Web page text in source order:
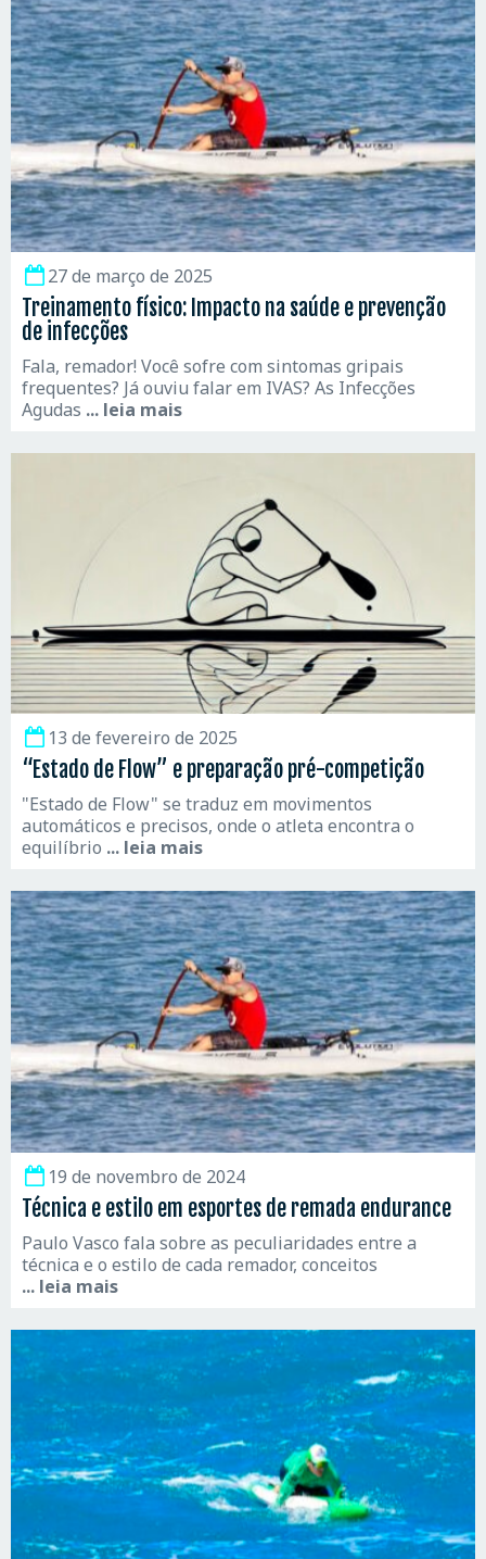
27 de março de 2025
Treinamento físico: Impacto na saúde e prevenção
de infecções
Fala, remador! Você sofre com sintomas gripais
frequentes? Já ouviu falar em IVAS? As Infecções
Agudas ... leia mais
13 de fevereiro de 2025
“Estado de Flow” e preparação pré-competição
"Estado de Flow" se traduz em movimentos
automáticos e precisos, onde o atleta encontra o
equilíbrio ... leia mais
19 de novembro de 2024
Técnica e estilo em esportes de remada endurance
Paulo Vasco fala sobre as peculiaridades entre a
técnica e o estilo de cada remador, conceitos
... leia mais